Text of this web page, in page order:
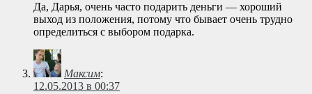
Да, Дарья, очень часто подарить деньги — хороший
выход из положения, потому что бывает очень трудно
определиться с выбором подарка.
Максим:
12.05.2013 в 00:37